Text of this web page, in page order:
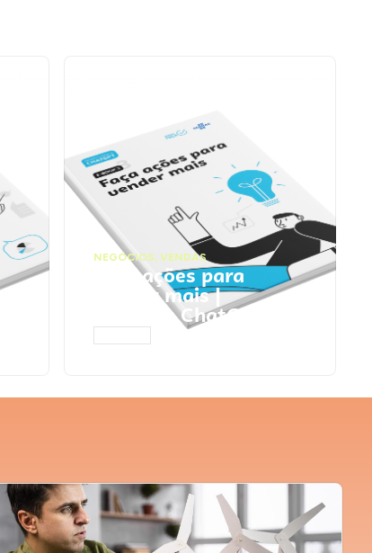
NEGÓCIOS, VENDAS
Faça ações para
vender mais |
Prompts ChatGPT